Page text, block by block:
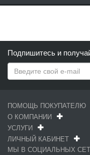
Подпишитесь и
ПОМОЩЬ ПОКУПАТЕЛЮ
О КОМПАНИИ
УСЛУГИ
ЛИЧНЫЙ КАБИНЕТ
МЫ В СОЦИАЛЬНЫХ